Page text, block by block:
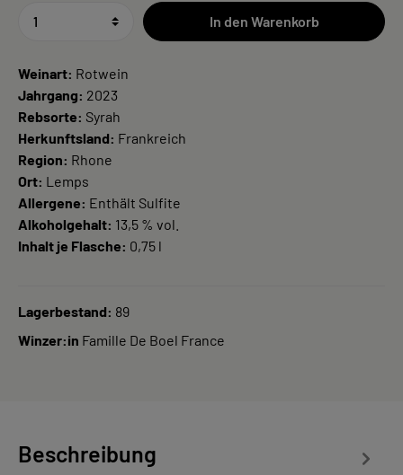
In den Warenkorb
Weinart: Rotwein
Jahrgang: 2023
Rebsorte: Syrah
Herkunftsland: Frankreich
Region: Rhone
Ort: Lemps
Allergene: Enthält Sulfite
Alkoholgehalt: 13,5 % vol.
Inhalt je Flasche: 0,75 l
Lagerbestand: 89
Winzer:in Famille De Boel France
Beschreibung